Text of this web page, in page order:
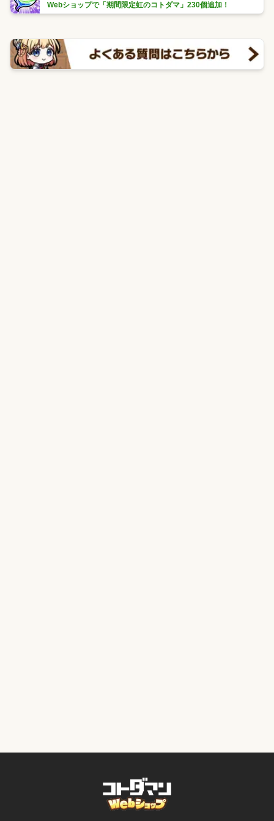
Webショップで「期間限定虹のコトダマ」230個追加！